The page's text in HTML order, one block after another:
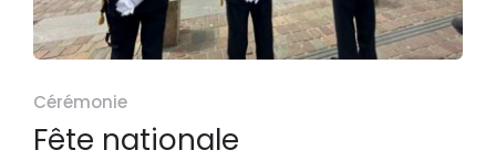
Cérémonie
Fête nationale